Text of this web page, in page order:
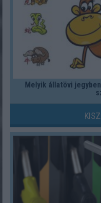
Melyik állatövi